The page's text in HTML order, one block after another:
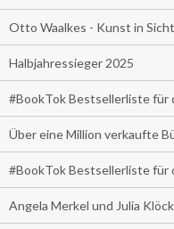
Otto Waalkes - Kunst in Sicht
Halbjahressieger 2025
#BookTok Bestsellerliste für
Über eine Million verkaufte
#BookTok Bestsellerliste für
Angela Merkel und Julia